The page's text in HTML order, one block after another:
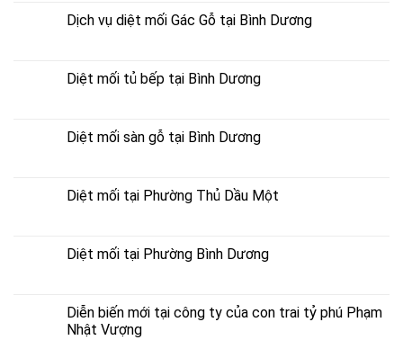
Dịch vụ diệt mối Gác Gỗ tại Bình Dương
Diệt mối tủ bếp tại Bình Dương
Diệt mối sàn gỗ tại Bình Dương
Diệt mối tại Phường Thủ Dầu Một
Diệt mối tại Phường Bình Dương
Diễn biến mới tại công ty của con trai tỷ phú Phạm
Nhật Vượng